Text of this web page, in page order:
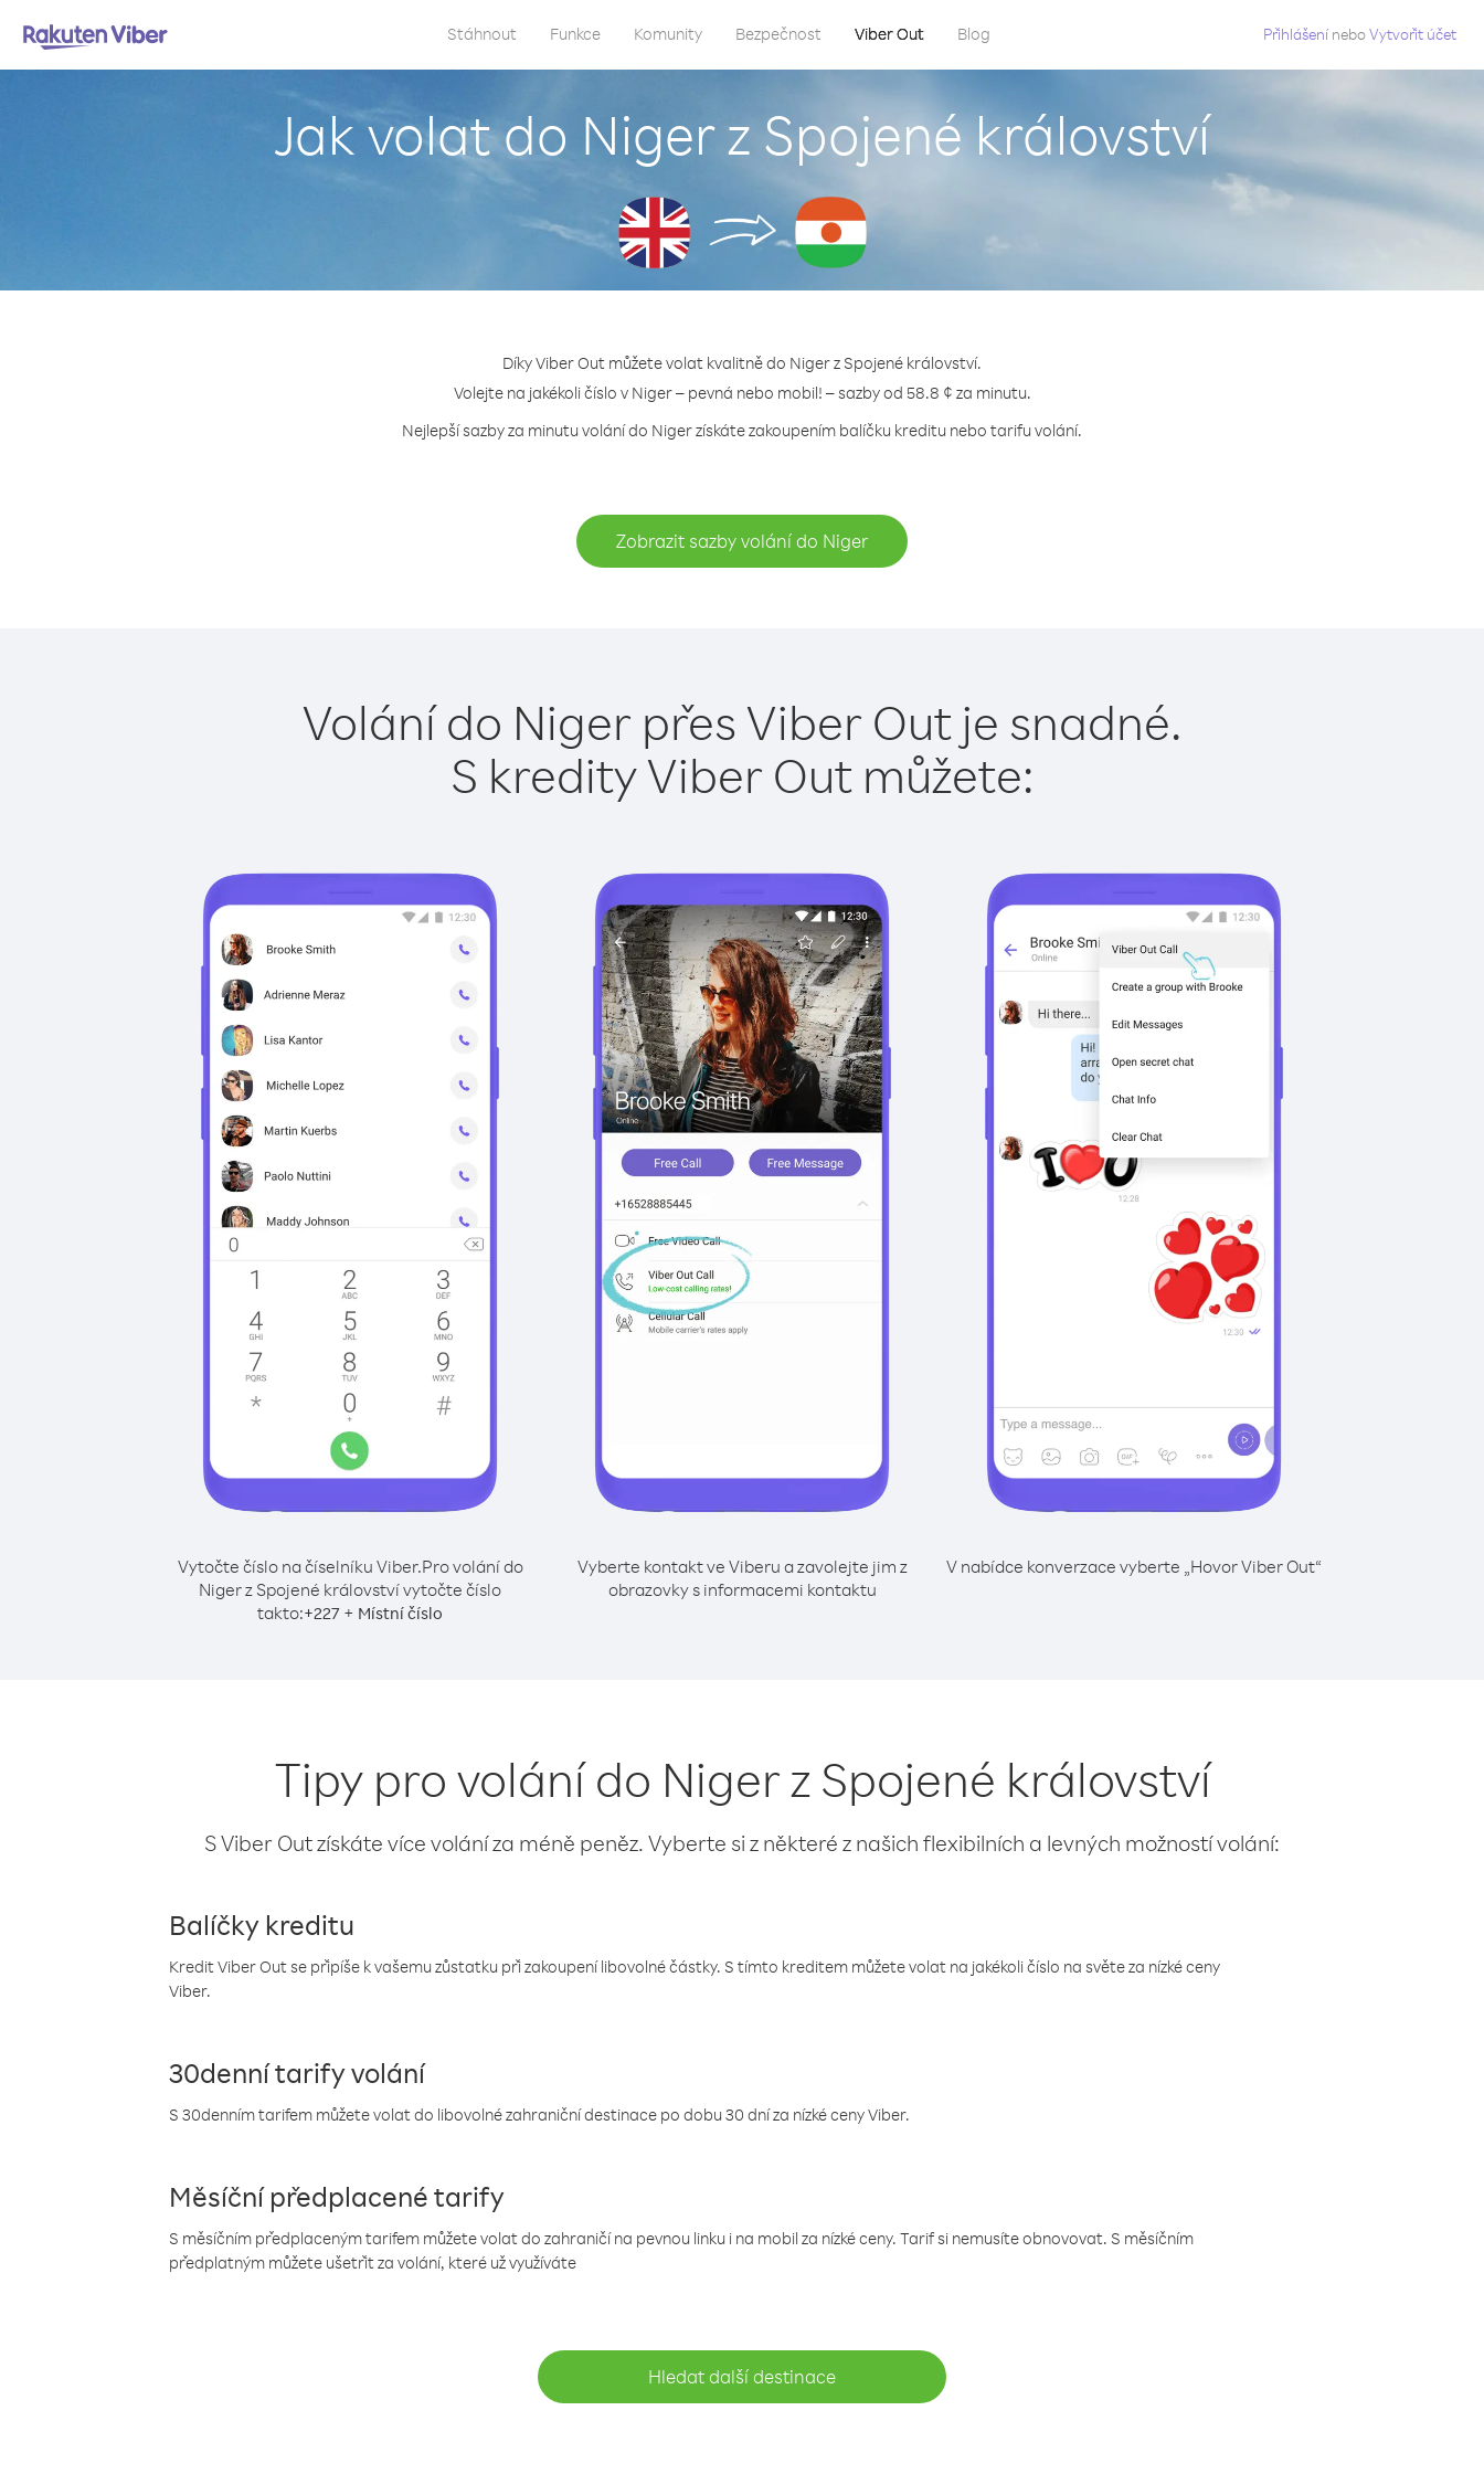
Stáhnout Funkce Komunity Bezpečnost Viber Out Blog Přihlášení neboVytvořit účet
Jak volat do Niger z Spojené království
Díky Viber Out můžete volat kvalitně do Niger z Spojené království.
Volejte na jakékoli číslo v Niger – pevná nebo mobil! – sazby od 58.8 ¢ za minutu.
Nejlepší sazby za minutu volání do Niger získáte zakoupením balíčku kreditu nebo tarifu volání.
Zobrazit sazby volání do Niger
Volání do Niger přes Viber Out je snadné.
S kredity Viber Out můžete:
Vytočte číslo na číselníku Viber.Pro volání do
Niger z Spojené království vytočte číslo
takto:+227 + Místní číslo
Vyberte kontakt ve Viberu a zavolejte jim z
obrazovky s informacemi kontaktu
V nabídce konverzace vyberte „Hovor Viber Out“
Tipy pro volání do Niger z Spojené království
S Viber Out získáte více volání za méně peněz. Vyberte si z některé z našich flexibilních a levných možností volání:
Balíčky kreditu
Kredit Viber Out se připíše k vašemu zůstatku při zakoupení libovolné částky. S tímto kreditem můžete volat na jakékoli číslo na světe za nízké ceny
Viber.
30denní tarify volání
S 30denním tarifem můžete volat do libovolné zahraniční destinace po dobu 30 dní za nízké ceny Viber.
Měsíční předplacené tarify
S měsíčním předplaceným tarifem můžete volat do zahraničí na pevnou linku i na mobil za nízké ceny. Tarif si nemusíte obnovovat. S měsíčním
předplatným můžete ušetřit za volání, které už využíváte
Hledat další destinace